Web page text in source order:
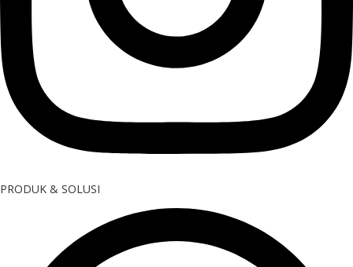
PRODUK & SOLUSI